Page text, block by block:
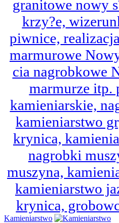
granitowe nowy
krzy?e,
piwnice,
marmurowe
cia nagrobkowe
marmurze itp.
kamieniarskie,
kamieniarstwo
krynica,
nagrobki
muszyna,
kamieniarstwo
krynica,
Kamieniarstwo